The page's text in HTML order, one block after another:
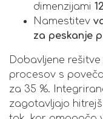
dimenzijami
Namestitev
za peskanje
Dobavljene
procesov s
za 35 %.
zagotavljajo